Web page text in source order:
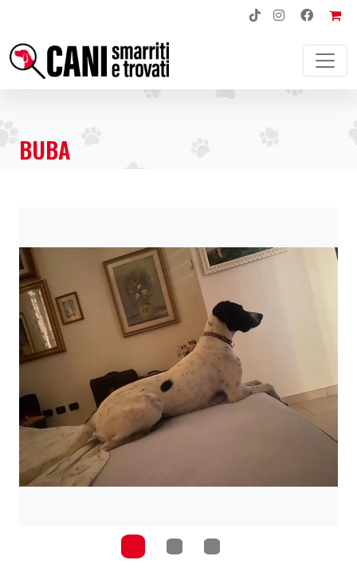
NAVIGAZIONE PRINCIPALE
BUBA